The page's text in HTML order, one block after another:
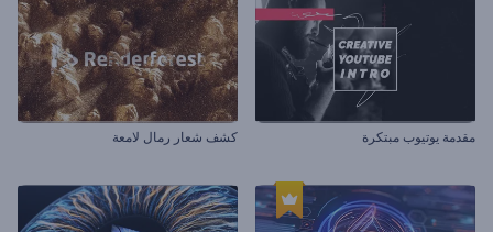
مقدمة يوتيوب مبتكرة كشف شعار رمال لامعة